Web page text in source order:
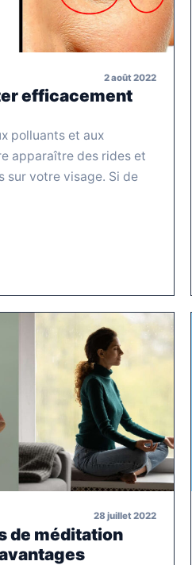
2 août 2022
efficacement
polluants et aux
apparaître des rides et
sur votre visage. Si de
28 juillet 2022
de méditation